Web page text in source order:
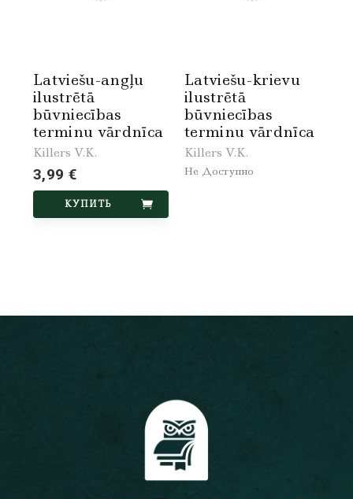
Latviešu-angļu
ilustrētā
būvniecības
terminu vārdnīca
Killers V.K.
3,99 €
КУПИТЬ
Latviešu-krievu
ilustrētā
būvniecības
terminu vārdnīca
Killers V.K.
Не Доступно